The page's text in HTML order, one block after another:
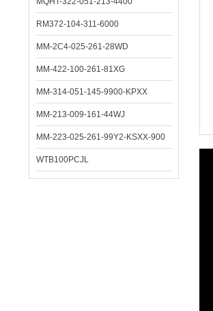
RM372-104-311-6000
MM-2C4-025-261-28WD
MM-422-100-261-81XG
MM-314-051-145-9900-KPXX
MM-213-009-161-44WJ
MM-223-025-261-99Y2-KSXX-900
WTB100PCJL